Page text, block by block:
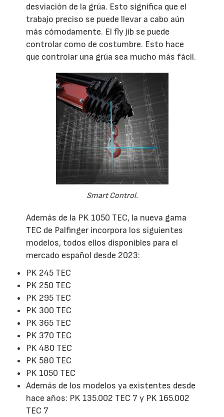
desviación de la grúa. Esto significa que el
trabajo preciso se puede llevar a cabo aún
más cómodamente. El fly jib se puede
controlar como de costumbre. Esto hace
que controlar una grúa sea mucho más fácil.
Smart Control.
Además de la PK 1050 TEC, la nueva gama
TEC de Palfinger incorpora los siguientes
modelos, todos ellos disponibles para el
mercado español desde 2023:
PK 245 TEC
PK 250 TEC
PK 295 TEC
PK 300 TEC
PK 365 TEC
PK 370 TEC
PK 480 TEC
PK 580 TEC
PK 1050 TEC
Además de los modelos ya existentes desde
hace años: PK 135.002 TEC 7 y PK 165.002
TEC 7